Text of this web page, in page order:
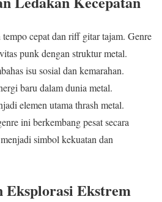
cepat dan riff gitar tajam. Genre
punk dengan struktur metal.
isu sosial dan kemarahan.
baru dalam dunia metal.
elemen utama thrash metal.
ini berkembang pesat secara
simbol kekuatan dan
Eksplorasi Ekstrem